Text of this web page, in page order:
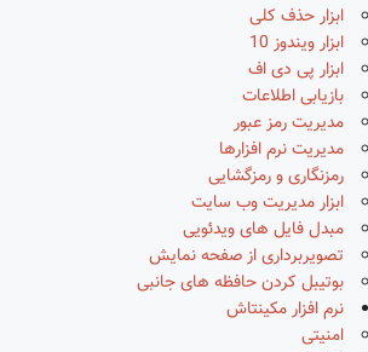
ابزار حذف کلی
ابزار ویندوز 10
ابزار پی دی اف
بازیابی اطلاعات
مدیریت رمز عبور
مدیریت نرم افزارها
رمزنگاری و رمزگشایی
ابزار مدیریت وب سایت
مبدل فایل های ویدئویی
تصویربرداری از صفحه نمایش
بوتیبل کردن حافظه های جانبی
نرم افزار مکینتاش
امنیتی